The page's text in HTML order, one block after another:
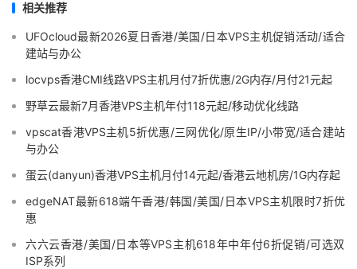
相关推荐
UFOcloud最新2026夏日香港/美国/日本VPS主机促销活动/适合
建站与办公
locvps香港CMI线路VPS主机月付7折优惠/2G内存/月付21元起
野草云最新7月香港VPS主机年付118元起/移动优化线路
vpscat香港VPS主机5折优惠/三网优化/原生IP/小带宽/适合建站
与办公
蛋云(danyun)香港VPS主机月付14元起/香港云地机房/1G内存起
edgeNAT最新618端午香港/韩国/美国/日本VPS主机限时7折优
惠
六六云香港/美国/日本等VPS主机618年中年付6折促销/可选双
ISP系列